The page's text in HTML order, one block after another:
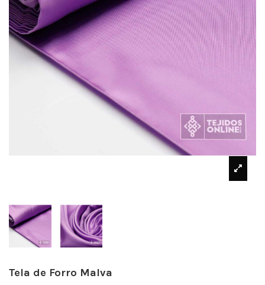
Tela de Forro Malva